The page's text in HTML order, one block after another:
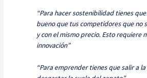
“Para hacer sostenibilidad tienes
bueno que tus competidores que no
y con el mismo precio. Esto requiere
innovación”
“Para emprender tienes que salir a la